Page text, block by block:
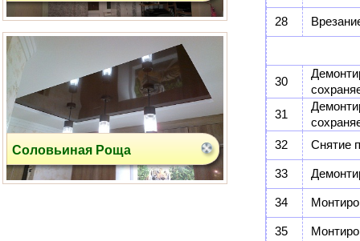
Рублевское шоссе
28
30
31
32
Снятие
33
34
35